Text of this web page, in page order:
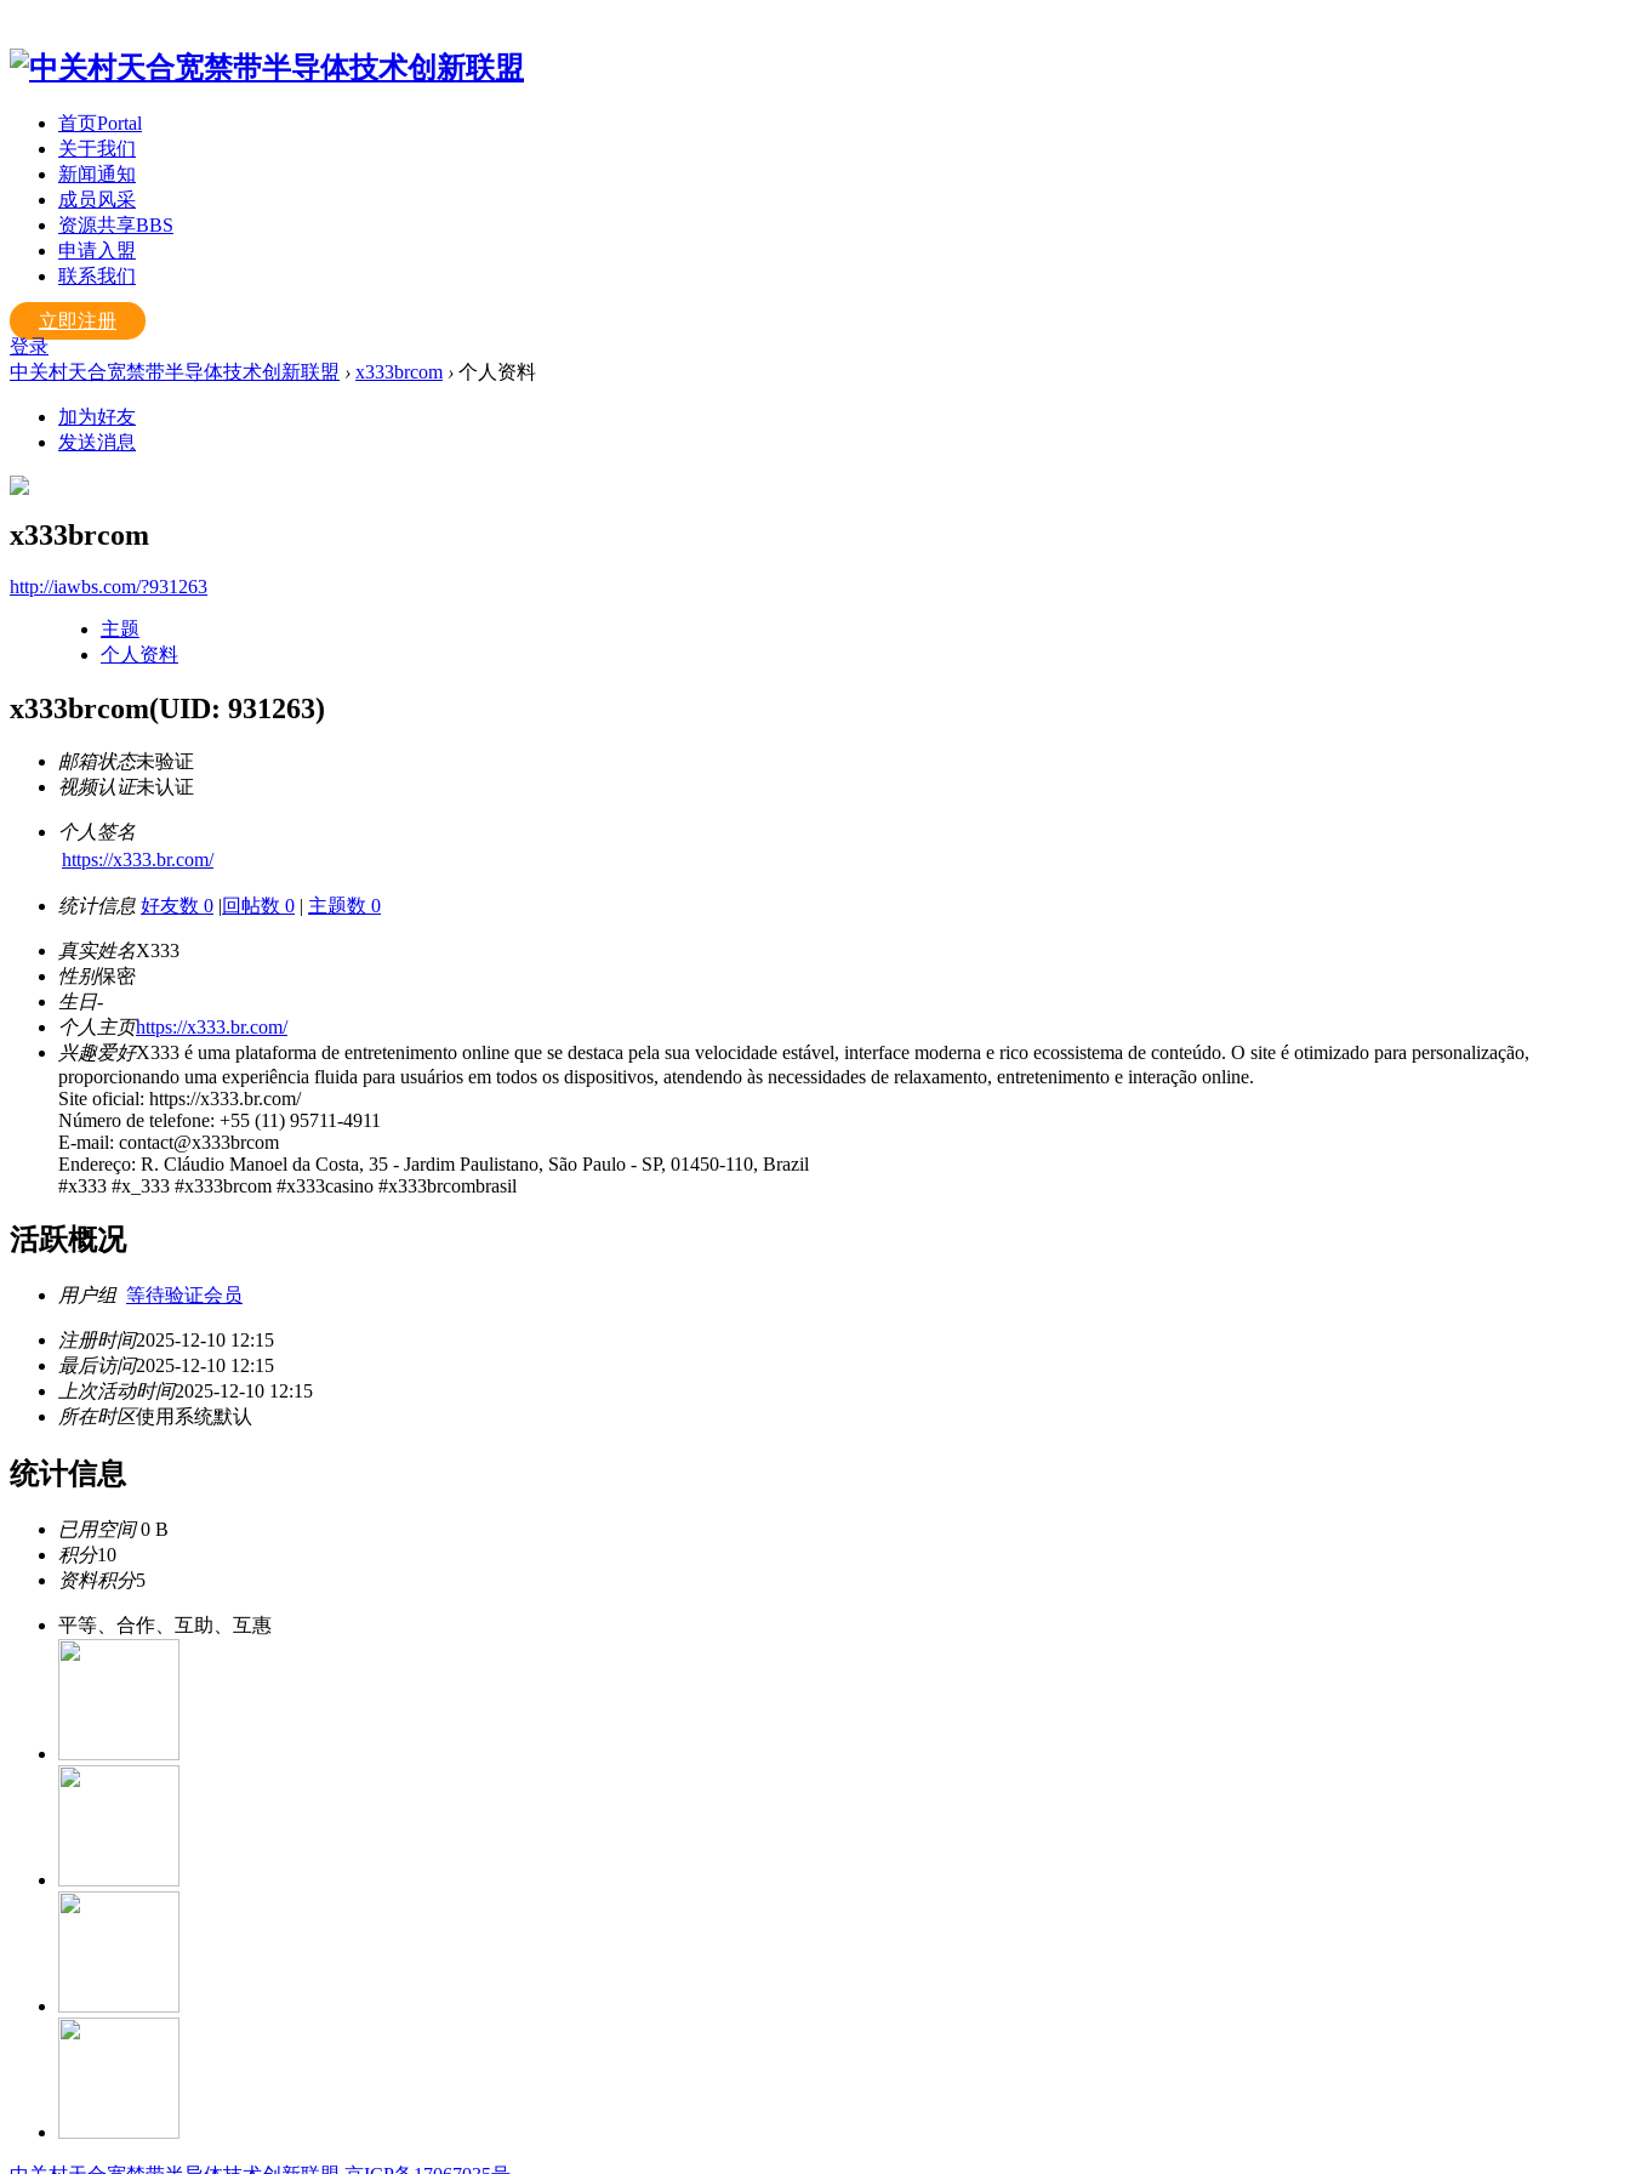
首页Portal
关于我们
新闻通知
成员风采
资源共享BBS
申请入盟
联系我们
立即注册
登录
中关村天合宽禁带半导体技术创新联盟 › x333brcom › 个人资料
加为好友
发送消息
x333brcom
http://iawbs.com/?931263
主题
个人资料
x333brcom(UID: 931263)
邮箱状态未验证
视频认证未认证
个人签名
https://x333.br.com/
统计信息 好友数 0 |回帖数 0 | 主题数 0
真实姓名X333
性别保密
生日-
个人主页https://x333.br.com/
兴趣爱好X333 é uma plataforma de entretenimento online que se destaca pela sua velocidade estável, interface moderna e rico ecossistema de conteúdo. O site é otimizado para personalização,
proporcionando uma experiência fluida para usuários em todos os dispositivos, atendendo às necessidades de relaxamento, entretenimento e interação online.
Site oficial: https://x333.br.com/
Número de telefone: +55 (11) 95711-4911
E-mail: contact@x333brcom
Endereço: R. Cláudio Manoel da Costa, 35 - Jardim Paulistano, São Paulo - SP, 01450-110, Brazil
#x333 #x_333 #x333brcom #x333casino #x333brcombrasil
活跃概况
用户组 等待验证会员
注册时间2025-12-10 12:15
最后访问2025-12-10 12:15
上次活动时间2025-12-10 12:15
所在时区使用系统默认
统计信息
已用空间0 B
积分10
资料积分5
平等、合作、互助、互惠